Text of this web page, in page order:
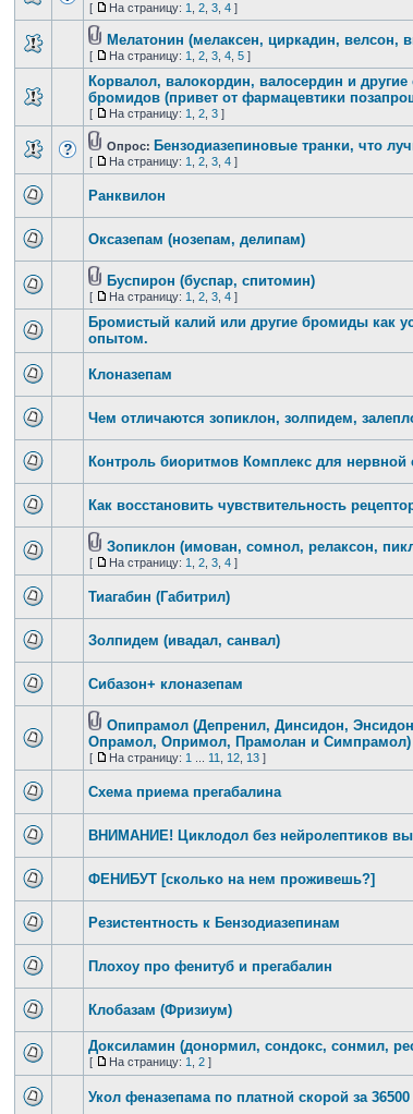
[ На страницу: 1 ,2 ,3 ,4 ]
Мелатонин (мелаксен, циркадин, велсон,
[ На страницу: 1 ,2 ,3 ,4 ,5 ]
Корвалол, валокордин, валосердин и
бромидов (привет от фармацевтики
[ На страницу: 1 ,2 ,3 ]
Опрос: Бензодиазепиновые транки, что
[ На страницу: 1 ,2 ,3 ,4 ]
Ранквилон
Оксазепам (нозепам, делипам)
Буспирон (буспар, спитомин)
[ На страницу: 1 ,2 ,3 ,4 ]
Бромистый калий или другие бромиды как
опытом.
Клоназепам
Чем отличаются зопиклон, золпидем,
Контроль биоритмов Комплекс для
Как восстановить чувствительность
Зопиклон (имован, сомнол, релаксон,
[ На страницу: 1 ,2 ,3 ,4 ]
Тиагабин (Габитрил)
Золпидем (ивадал, санвал)
Сибазон+ клоназепам
Опипрамол (Депренил, Динсидон,
Опрамол, Опримол, Прамолан и Симпрамол)
[ На страницу: 1 11 12 13 ]
Схема приема прегабалина
ВНИМАНИЕ! Циклодол без нейролептиков
ФЕНИБУТ [сколько на нем проживешь?]
Резистентность к Бензодиазепинам
Плохоу про фенитуб и прегабалин
Клобазам (Фризиум)
Доксиламин (донормил, сондокс, сонмил,
[ На страницу: 1 ,2 ]
Укол феназепама по платной скорой за